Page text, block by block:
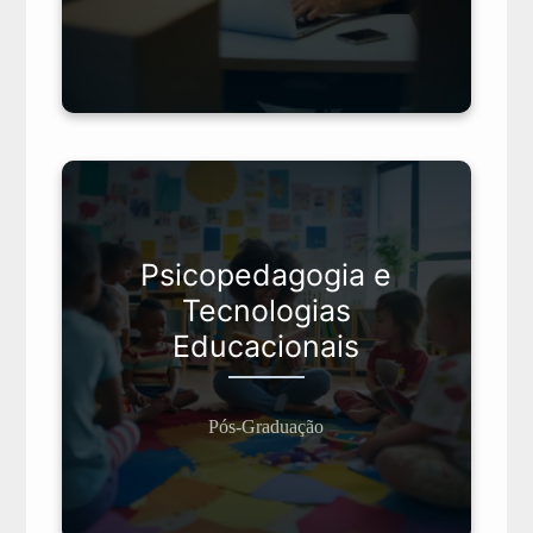
Psicopedagogia e
Tecnologias
Educacionais
Pós-Graduação
Clique aqui para mais
informações sobre
Psicopedagogia e
Tecnologias Educacionais